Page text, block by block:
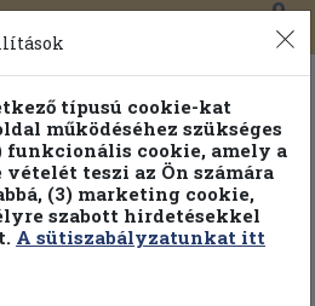
0
1.000.000 kiadványunk közül
kedvezménnyel!
típusú cookie-kat
működéséhez szükséges
funkcionális cookie, amely a
teszi az Ön számára
(3) marketing cookie,
szabott hirdetésekkel
A sütiszabályzatunkat itt